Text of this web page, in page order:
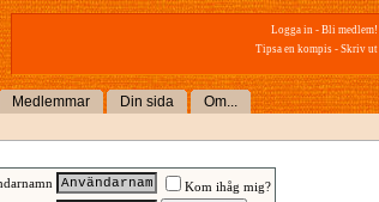
Logga in - Bli medlem!
Tipsa en kompis - Skriv ut
Medlemmar Din sida Om...
Kom ihåg mig?